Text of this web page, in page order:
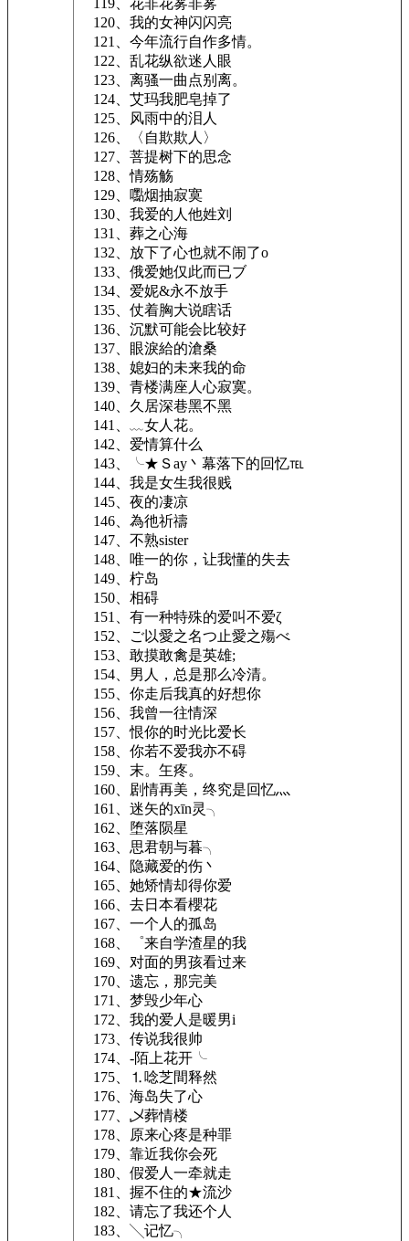
119、花非花雾非雾
120、我的女神闪闪亮
121、今年流行自作多情。
122、乱花纵欲迷人眼
123、离骚一曲点别离。
124、艾玛我肥皂掉了
125、风雨中的泪人
126、〈自欺欺人〉
127、菩提树下的思念
128、情殇觞
129、嚸烟抽寂寞
130、我爱的人他姓刘
131、葬之心海
132、放下了心也就不闹了o
133、俄爱她仅此而已ブ
134、爱妮&永不放手
135、仗着胸大说瞎话
136、沉默可能会比较好
137、眼淚給的滄桑
138、媳妇的未来我的命
139、青楼满座人心寂寞。
140、久居深巷黑不黑
141、﹏女人花。
142、爱情算什么
143、╰★Ｓay丶幕落下的回忆℡
144、我是女生我很贱
145、夜的凄凉
146、為彵祈禱
147、不熟sister
148、唯一的你，让我懂的失去
149、柠岛
150、相碍
151、有一种特殊的爱叫不爱ζ
152、ご以愛之名つ止愛之殤べ
153、敢摸敢禽是英雄;
154、男人，总是那么冷清。
155、你走后我真的好想你
156、我曾一往情深
157、恨你的时光比爱长
158、你若不爱我亦不碍
159、末。玍疼。
160、剧情再美，终究是回忆灬
161、迷矢的xīn灵╮
162、堕落陨星
163、思君朝与暮╮
164、隐藏爱的伤丶
165、她矫情却得你爱
166、去日本看櫻花
167、一个人的孤岛
168、゜来自学渣星的我
169、对面的男孩看过来
170、遗忘，那完美
171、梦毁少年心
172、我的爱人是暖男i
173、传说我很帅
174、-陌上花开╰
175、⒈唸芝間释然
176、海岛失了心
177、乄葬情楼
178、原来心疼是种罪
179、靠近我你会死
180、假爱人一牵就走
181、握不住的★流沙
182、请忘了我还个人
183、╲记忆╮